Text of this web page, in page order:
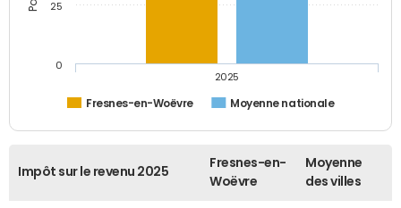
Fresnes-en-Woëvre Moyenne nationale
2025
0
25
Impôt sur le revenu 2025
Fresnes-en-
Woëvre
Moyenne
des villes